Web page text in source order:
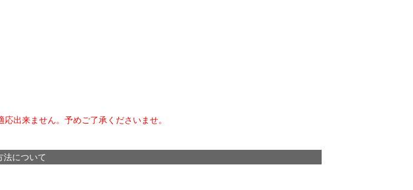
出来ません。予めご了承くださいませ。
法について